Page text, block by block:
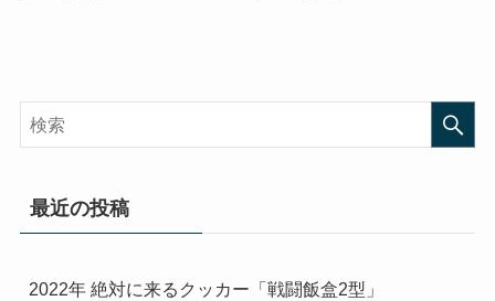
最近の投稿
2022年 絶対に来るクッカー「戦闘飯盒2型」